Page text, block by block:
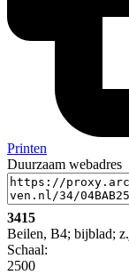
Printen
Duurzaam webadres
3415
Beilen, B4; bijblad;
Schaal:
2500